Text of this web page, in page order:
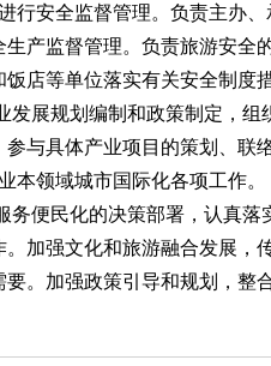
行安全监督管理。负责主办
产监督管理。负责旅游安全
店等单位落实有关安全制度
展规划编制和政策制定，
与具体产业项目的策划、联
本领域城市国际化各项工作。
便民化的决策部署，认真落
加强文化和旅游融合发展，
。加强政策引导和规划，整